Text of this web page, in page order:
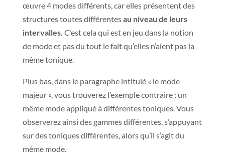
œuvre 4 modes différents, car elles présentent des
structures toutes différentesau niveau de leurs
intervalles. C’est cela qui est en jeu dans la notion
de mode et pas du tout le fait qu’elles n’aient pas la
même tonique.
Plus bas, dans le paragraphe intitulé « le mode
majeur », vous trouverez l’exemple contraire : un
même mode appliqué à différentes toniques. Vous
observerez ainsi des gammes différentes, s’appuyant
sur des toniques différentes, alors qu’il s’agit du
même mode.